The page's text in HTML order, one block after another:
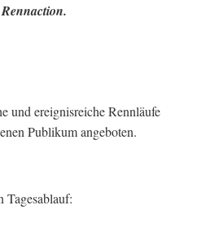
und ereignisreiche Rennläufe
Publikum angeboten.
Tagesablauf: